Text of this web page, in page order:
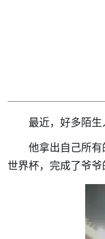
最近，好多陌
他拿出自己所
世界杯，完成了爷爷